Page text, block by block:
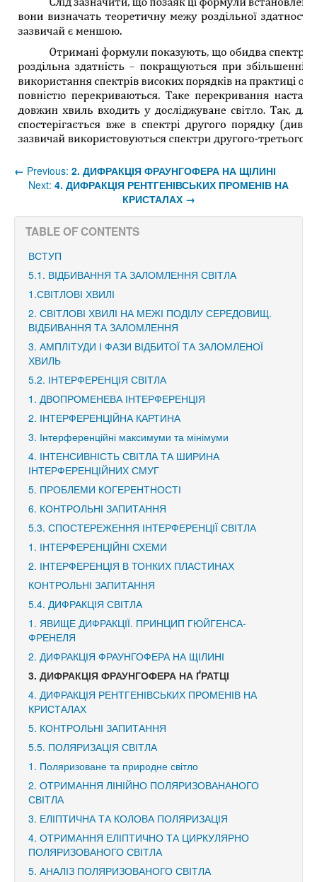
← Previous: 2. ДИФРАКЦІЯ ФРАУНГОФЕРА НА ЩІЛИНІ
Next: 4. ДИФРАКЦІЯ РЕНТГЕНІВСЬКИХ ПРОМЕНІВ НА
КРИСТАЛАХ→
TABLE OF CONTENTS
ВСТУП
5.1. ВІДБИВАННЯ ТА ЗАЛОМЛЕННЯ СВІТЛА
1.СВІТЛОВІ ХВИЛІ
2. СВІТЛОВІ ХВИЛІ НА МЕЖІ ПОДІЛУ СЕРЕДОВИЩ.
ВІДБИВАННЯ ТА ЗАЛОМЛЕННЯ
3. АМПЛІТУДИ І ФАЗИ ВІДБИТОЇ ТА ЗАЛОМЛЕНОЇ
ХВИЛЬ
5.2. ІНТЕРФЕРЕНЦІЯ СВІТЛА
1. ДВОПРОМЕНЕВА ІНТЕРФЕРЕНЦІЯ
2. ІНТЕРФЕРЕНЦІЙНА КАРТИНА
3. Інтерференційні максимуми та мінімуми
4. ІНТЕНСИВНІСТЬ СВІТЛА ТА ШИРИНА
ІНТЕРФЕРЕНЦІЙНИХ СМУГ
5. ПРОБЛЕМИ КОГЕРЕНТНОСТІ
6. КОНТРОЛЬНІ ЗАПИТАННЯ
5.3. СПОСТЕРЕЖЕННЯ ІНТЕРФЕРЕНЦІЇ СВІТЛА
1. ІНТЕРФЕРЕНЦІЙНІ СХЕМИ
2. ІНТЕРФЕРЕНЦІЯ В ТОНКИХ ПЛАСТИНАХ
КОНТРОЛЬНІ ЗАПИТАННЯ
5.4. ДИФРАКЦІЯ СВІТЛА
1. ЯВИЩЕ ДИФРАКЦІЇ. ПРИНЦИП ГЮЙГЕНСА-
ФРЕНЕЛЯ
2. ДИФРАКЦІЯ ФРАУНГОФЕРА НА ЩІЛИНІ
3. ДИФРАКЦІЯ ФРАУНГОФЕРА НА ҐРАТЦІ
4. ДИФРАКЦІЯ РЕНТГЕНІВСЬКИХ ПРОМЕНІВ НА
КРИСТАЛАХ
5. КОНТРОЛЬНІ ЗАПИТАННЯ
5.5. ПОЛЯРИЗАЦІЯ СВІТЛА
1. Поляризоване та природне світло
2. ОТРИМАННЯ ЛІНІЙНО ПОЛЯРИЗОВАНАНОГО
СВІТЛА
3. ЕЛІПТИЧНА ТА КОЛОВА ПОЛЯРИЗАЦІЯ
4. ОТРИМАННЯ ЕЛІПТИЧНО ТА ЦИРКУЛЯРНО
ПОЛЯРИЗОВАНОГО СВІТЛА
5. АНАЛІЗ ПОЛЯРИЗОВАНОГО СВІТЛА